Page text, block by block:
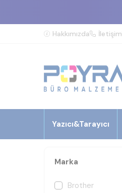
Hakkımızda İletişim
Yazıcı&Tarayıcı
Marka
Brother